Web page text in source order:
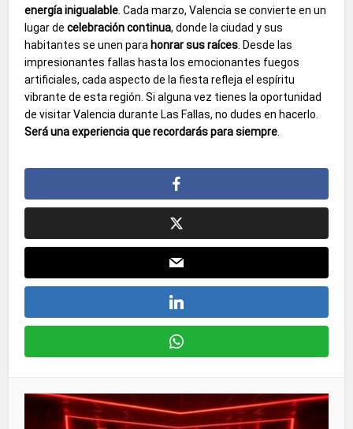
energía inigualable . Cada marzo, Valencia se convierte en un
lugar decelebración continua, donde la ciudad y sus
habitantes se unen para honrar sus raíces . Desde las
impresionantes fallas hasta los emocionantes fuegos
artificiales, cada aspecto de la fiesta refleja el espíritu
vibrante de esta región. Si alguna vez tienes la oportunidad
de visitar Valencia durante Las Fallas, no dudes en hacerlo.
Será una experiencia que recordarás para siempre